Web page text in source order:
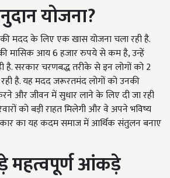
योजना?
की मदद के लिए एक खास योजना चला रही है.
मासिक आय 6 हजार रुपये से कम है, उन्हें
है. सरकार चरणबद्ध तरीके से इन लोगों को 2
है. यह मदद जरूरतमंद लोगों को उनकी
और जीवन में सुधार लाने के लिए दी जा रही
को बड़ी राहत मिलेगी और वे अपने भविष्य
का यह कदम समाज में आर्थिक संतुलन बनाए
महत्वपूर्ण आंकड़े